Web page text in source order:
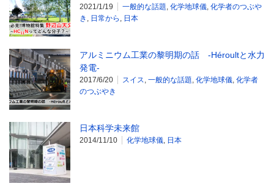
2021/1/19 一般的な話題, 化学地球儀, 化学者のつぶや
き , 日常から , 日本
アルミニウム工業の黎明期の話 -Héroultと水力
発電-
2017/6/20 スイス, 一般的な話題, 化学地球儀, 化学者
のつぶやき
日本科学未来館
2014/11/10 化学地球儀, 日本